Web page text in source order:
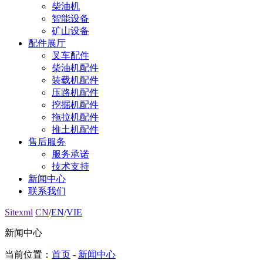
柴油机
智能设备
矿山设备
配件展厅
叉车配件
柴油机配件
装载机配件
压路机配件
挖掘机配件
拖拉机配件
推土机配件
售后服务
服务承诺
技术支持
新闻中心
联系我们
Sitexml CN/EN/VIE
新闻中心
当前位置： 首页 - 新闻中心